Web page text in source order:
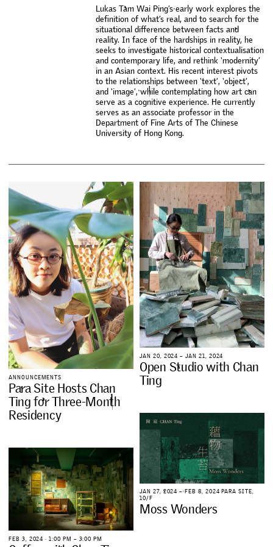
Lukas Tam Wai Ping’s early work explores the
defnition of what’s real, and to search for the
situational diference between facts and
reality. In face of the hardships in reality, he
seeks to investigate historical contextualisation
and contemporary life, and rethink ‘modernity’
in an Asian context. His recent interest pivots
to the relationships between ‘text’, ‘object’,
and ‘image’, while contemplating how art can
serve as a cognitive experience. He currently
serves as an associate professor in the
Department of Fine Arts of The Chinese
University of Hong Kong.
ANNOUNCEMENTS
Para Site Hosts Chan
Ting forThree-Month
Residency
JAN 20, 2024 – JAN 21, 2024
Open Studio with Chan
Ting
JAN 27, 2024 – FEB 8, 2024 PARA SITE,
10/F
MossWonders
FEB 3, 2024 ∙ 1:00 PM – 3:00 PM